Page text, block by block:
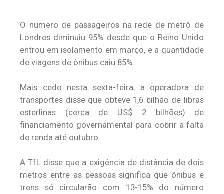
O número de passageiros na rede de metrô de
Londres diminuiu 95% desde que o Reino Unido
entrou em isolamento em março, e a quantidade
de viagens de ônibus caiu 85%.
Mais cedo nesta sexta-feira, a operadora de
transportes disse que obteve 1,6 bilhão de libras
esterlinas (cerca de US$ 2 bilhões) de
financiamento governamental para cobrir a falta
de renda até outubro.
A TfL disse que a exigência de distância de dois
metros entre as pessoas significa que ônibus e
trens só circularão com 13-15% do número